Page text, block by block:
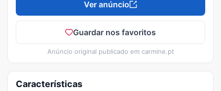
Ver anúncio
Guardar nos favoritos
Anúncio original publicado em carmine.pt
Características